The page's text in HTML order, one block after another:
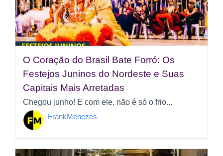
O Coração do Brasil Bate Forró: Os
Festejos Juninos do Nordeste e Suas
Capitais Mais Arretadas
Chegou junho! E com ele, não é só o frio...
FrankMenezes